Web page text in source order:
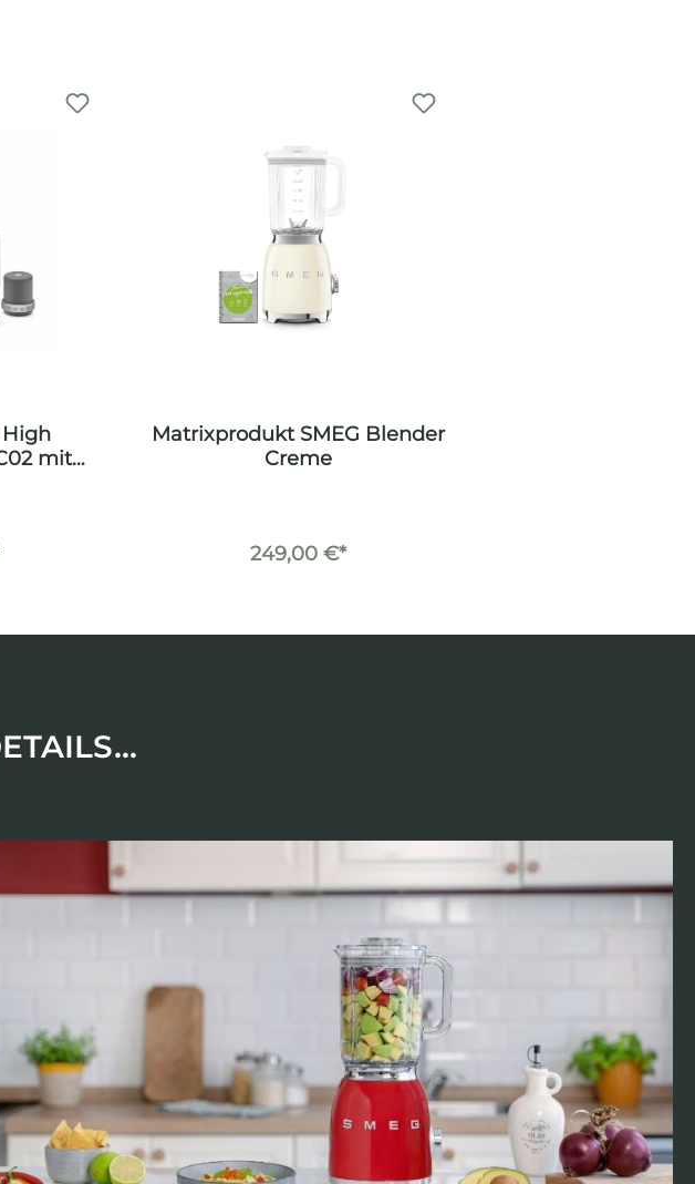
High
mit
Matrixprodukt SMEG Blender
Creme
249,00 €*